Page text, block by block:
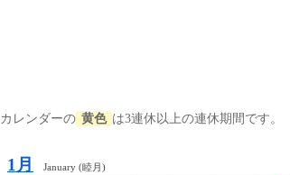
カレンダーの 黄色 は3連休以上の連休期間です。
1月
January (睦月)